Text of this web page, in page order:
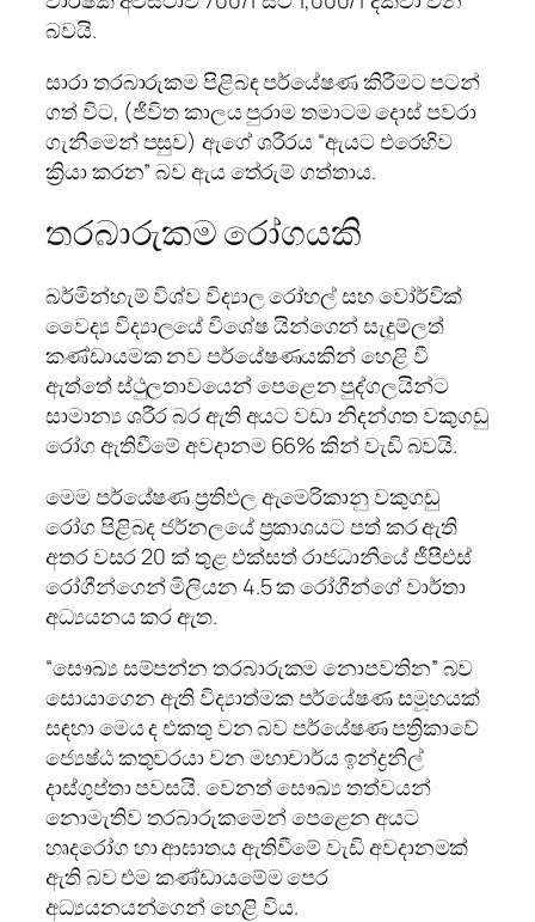
බවයි.
සාරා තරබාරුකම පිළිබඳ පර්යේෂණ කිරීමට පටන්
ගත් විට, (ජීවිත කාලය පුරාම තමාටම දොස් පවරා
ගැනීමෙන් පසුව) ඇගේ ශරීරය “ඇයට එරෙහිව
ක්‍රියා කරන” බව ඇය තේරුම් ගත්තාය.
තරබාරුකම රෝගයකි
බර්මින්හැම් විශ්ව විද්‍යාල රෝහල් සහ වෝර්වික්
වෛද්‍ය විද්‍යාලයේ විශේෂ යින්ගෙන් සැදුම්ලත්
කණ්ඩායමක නව පර්යේෂණයකින් හෙළි වී
ඇත්තේ ස්ථුලතාවයෙන් පෙළෙන පුද්ගලයින්ට
සාමාන්‍ය ශරීර බර ඇති අයට වඩා නිදන්ගත වකුගඩු
රෝග ඇතිවීමේ අවදානම 66% කින් වැඩි බවයි.
මෙම පර්යේෂණ ප්‍රතිඵල ඇමෙරිකානු වකුගඩු
රෝග පිළිබද ජර්නලයේ ප්‍රකාශයට පත් කර ඇති
අතර වසර 20 ක් තුළ එක්සත් රාජධානියේ ජීපීඑස්
රෝගීන්ගෙන් මිලියන 4.5 ක රෝගීන්ගේ වාර්තා
අධ්‍යයනය කර ඇත.
“සෞඛ්‍ය සම්පන්න තරබාරුකම නොපවතින” බව
සොයාගෙන ඇති විද්‍යාත්මක පර්යේෂණ සමූහයක්
සඳහා මෙය ද එකතු වන බව පර්යේෂණ පත්‍රිකාවේ
ජ්‍යෙෂ්ඨ කතුවරයා වන මහාචාර්ය ඉන්ද්‍රනිල්
දාස්ගුප්තා පවසයි. වෙනත් සෞඛ්‍ය තත්වයන්
නොමැතිව තරබාරුකමෙන් පෙළෙන අයට
හෘදරෝග හා ආඝාතය ඇතිවීමේ වැඩි අවදානමක්
ඇති බව එම කණ්ඩායමේම පෙර
අධ්‍යයනයන්ගෙන් හෙළි විය.